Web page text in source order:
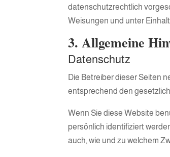
datenschutzrechtlich
Weisungen und unter
3. Allgemeine
Datenschutz
Die Betreiber dieser Seiten
entsprechend den
Wenn Sie diese Website
persönlich identifiziert
auch, wie und zu welchem